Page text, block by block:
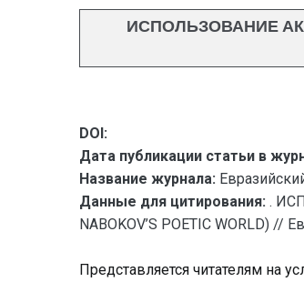
ИСПОЛЬЗОВАНИЕ
DOI:
Дата публикации статьи в
Название журнала:
Данные для цитирования: .
NABOKOV’S POETIC WORLD)
Представляется читателям на